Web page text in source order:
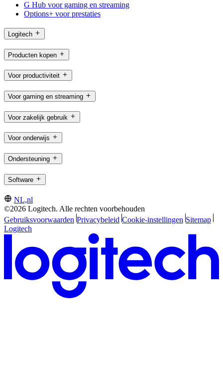
G Hub voor gaming en streaming
Options+ voor prestaties
Logitech
Producten kopen
Voor productiviteit
Voor gaming en streaming
Voor zakelijk gebruik
Voor onderwijs
Ondersteuning
Software
NL,nl
©2026 Logitech. Alle rechten voorbehouden
Gebruiksvoorwaarden Privacybeleid Cookie-instellingen Sitemap
Logitech